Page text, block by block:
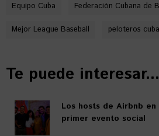
Equipo Cuba Federación Cubana de
Mejor League Baseball peloteros
Te puede interesar...
Los hosts de Airbnb en
primer evento social